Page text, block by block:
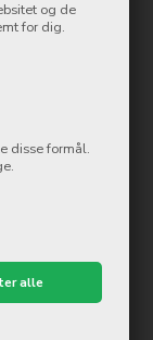
og de
for dig.
disse formål.
Smart IC porte.
Der medfølger